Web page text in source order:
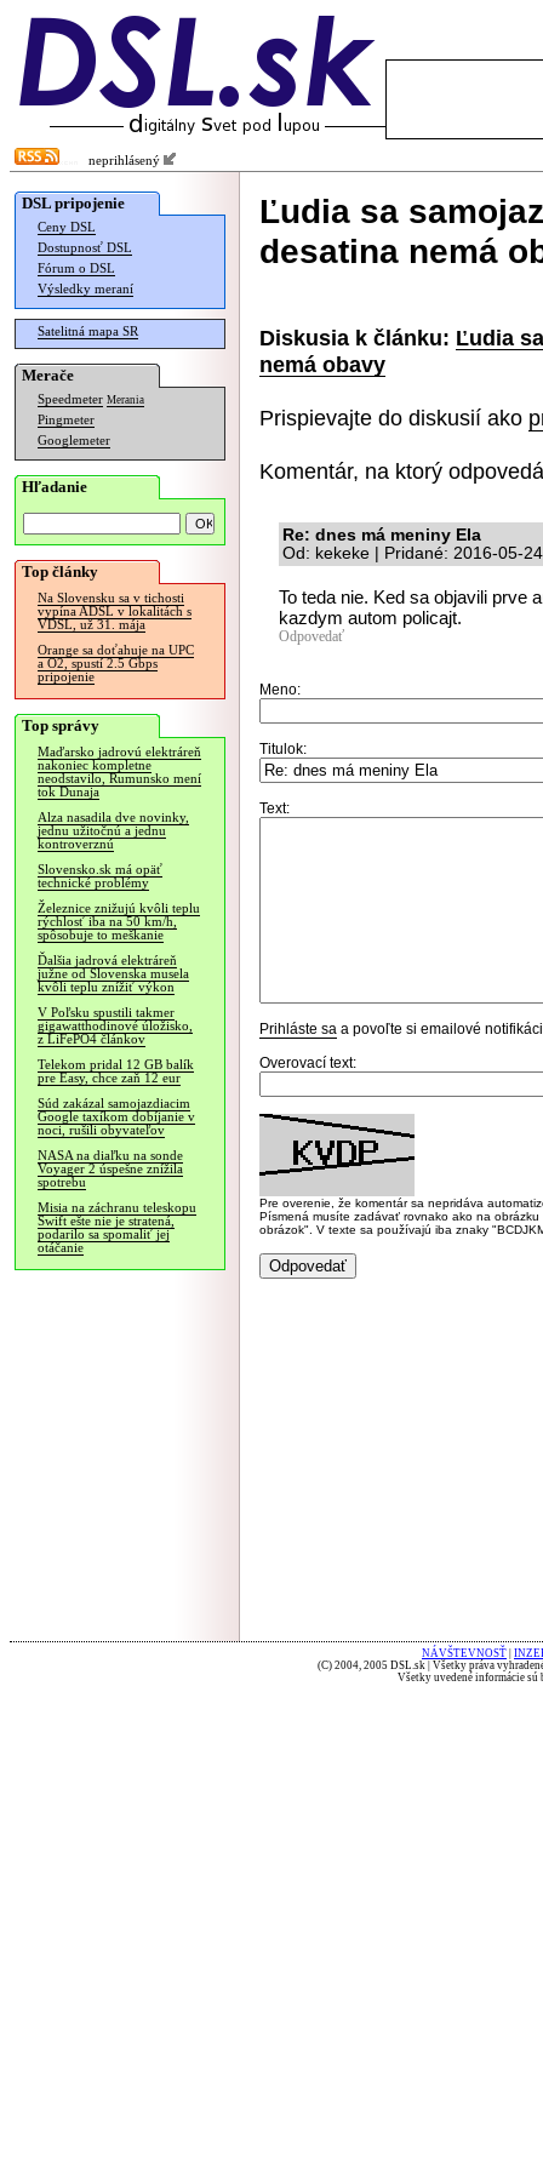
neprihlásený
DSL pripojenie
Ceny DSL
Dostupnosť DSL
Fórum o DSL
Výsledky meraní
Satelitná mapa SR
Merače
Speedmeter Merania
Pingmeter
Googlemeter
Hľadanie
Top články
Na Slovensku sa v tichosti
vypína ADSL v lokalitách s
VDSL, už 31. mája
Orange sa doťahuje na UPC
a O2, spustí 2.5 Gbps
pripojenie
Top správy
Maďarsko jadrovú elektráreň
nakoniec kompletne
neodstavilo, Rumunsko mení
tok Dunaja
Alza nasadila dve novinky,
jednu užitočnú a jednu
kontroverznú
Slovensko.sk má opäť
technické problémy
Železnice znižujú kvôli teplu
rýchlosť iba na 50 km/h,
spôsobuje to meškanie
Ďalšia jadrová elektráreň
južne od Slovenska musela
kvôli teplu znížiť výkon
V Poľsku spustili takmer
gigawatthodinové úložisko,
z LiFePO4 článkov
Telekom pridal 12 GB balík
pre Easy, chce zaň 12 eur
Súd zakázal samojazdiacim
Google taxíkom dobíjanie v
noci, rušili obyvateľov
NASA na diaľku na sonde
Voyager 2 úspešne znížila
spotrebu
Misia na záchranu teleskopu
Swift ešte nie je stratená,
podarilo sa spomaliť jej
otáčanie
Ľudia sa
desatina nemá
Diskusia k článku: Ľudia
nemá obavy
Prispievajte do diskusií ako
Komentár, na ktorý
Re: dnes má meniny Ela
Od: kekeke | Pridané: 2016-05-
To teda nie. Ked sa objavili prve
kazdym autom policajt.
Odpovedať
Meno:
Titulok:
Text:
Prihláste sa a povoľte si emailové
Overovací text:
Pre overenie, že komentár sa nepridáva
Písmená musíte zadávať rovnako ako na
obrázok". V texte sa používajú iba znaky
NÁVŠTEVNOSŤ
(C) 2004, 2005 DSL.sk | Všetky práva
Všetky uvedené informácie sú